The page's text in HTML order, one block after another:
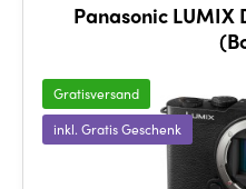
Panasonic LUMIX
Gratisversand
inkl. Gratis Geschenk